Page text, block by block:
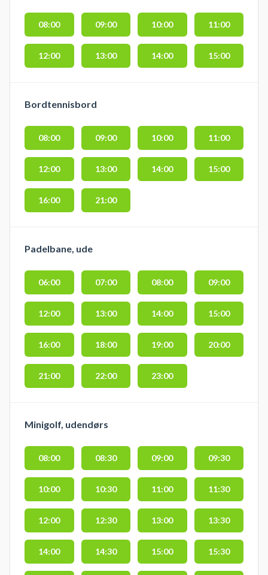
08:00 09:00 10:00 11:00
12:00 13:00 14:00 15:00
Bordtennisbord
08:00 09:00 10:00 11:00
12:00 13:00 14:00 15:00
16:00 21:00
Padelbane, ude
06:00 07:00 08:00 09:00
12:00 13:00 14:00 15:00
16:00 18:00 19:00 20:00
21:00 22:00 23:00
Minigolf, udendørs
08:00 08:30 09:00 09:30
10:00 10:30 11:00 11:30
12:00 12:30 13:00 13:30
14:00 14:30 15:00 15:30